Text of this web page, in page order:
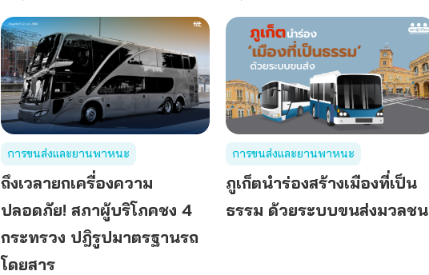
การขนส่งและยานพาหนะ
ถึงเวลายกเครื่องความ
ปลอดภัย! สภาผู้บริโภคชง 4
กระทรวง ปฎิรูปมาตรฐานรถ
โดยสาร
การขนส่งและยานพาหนะ
ภูเก็ตนำร่องสร้างเมืองที่เป็น
ธรรม ด้วยระบบขนส่งมวลชน